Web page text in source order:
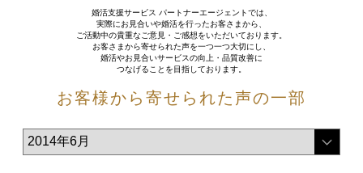
婚活支援サービス パートナーエージェントでは、
実際にお見合いや婚活を行ったお客さまから、
ご活動中の貴重なご意見・ご感想をいただいております。
お客さまから寄せられた声を一つ一つ大切にし、
婚活やお見合いサービスの向上・品質改善に
つなげることを目指しております。
お客様から寄せられた声の一部